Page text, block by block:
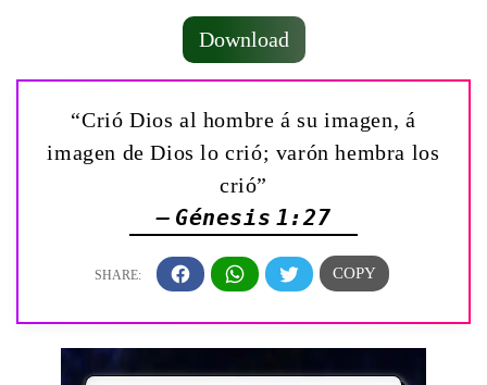
Download
“Crió Dios al hombre á su imagen, á
imagen de Dios lo crió; varón hembra los
crió”
— Génesis 1:27